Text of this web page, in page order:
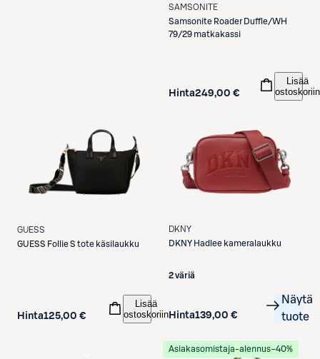
SAMSONITE
Samsonite Roader Duffle/WH
79/29 matkakassi
Hinta249,00 €
Lisää
ostoskoriin
GUESS
GUESS Follie S tote käsilaukku
Hinta125,00 €
Lisää
ostoskoriin
DKNY
DKNY Hadlee kameralaukku
2 väriä
Hinta139,00 €
Näytä
tuote
Asiakasomistaja-alennus−40%